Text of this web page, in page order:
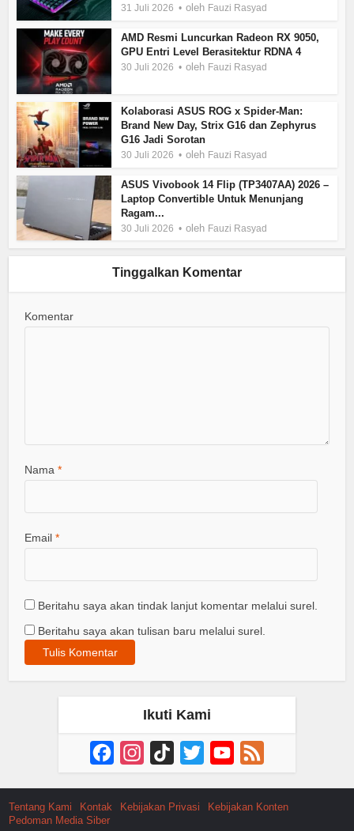
31 Juli 2026 oleh Fauzi Rasyad
AMD Resmi Luncurkan Radeon RX 9050,
GPU Entri Level Berasitektur RDNA 4
30 Juli 2026 oleh Fauzi Rasyad
Kolaborasi ASUS ROG x Spider-Man:
Brand New Day, Strix G16 dan Zephyrus
G16 Jadi Sorotan
30 Juli 2026 oleh Fauzi Rasyad
ASUS Vivobook 14 Flip (TP3407AA) 2026 –
Laptop Convertible Untuk Menunjang
Ragam...
30 Juli 2026 oleh Fauzi Rasyad
Tinggalkan Komentar
Komentar
Nama*
Email*
Beritahu saya akan tindak lanjut komentar melalui surel.
Beritahu saya akan tulisan baru melalui surel.
Ikuti Kami
FacebookInstagram
TikTok Twitter YouTube
Channel
Tentang Kami Kontak Kebijakan Privasi
Kebijakan Konten
Pedoman Media Siber